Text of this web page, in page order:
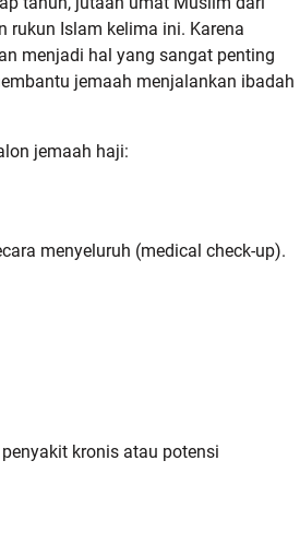
rukun Islam kelima ini. Karena
menjadi hal yang sangat penting
jemaah menjalankan ibadah
jemaah haji:
menyeluruh (medical check-up).
kronis atau potensi